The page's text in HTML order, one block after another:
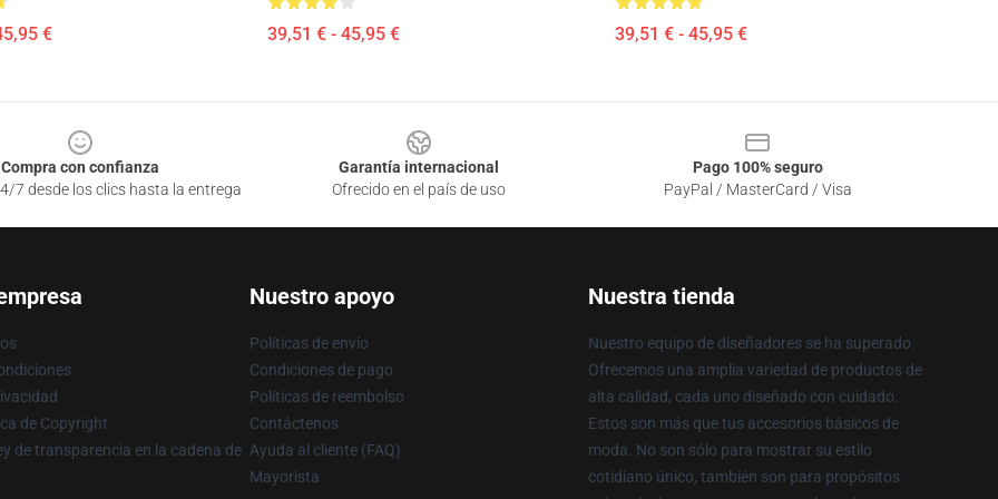
€ 39,51 € - 45,95 € 39,51 € - 45,95 €
Compra con confianza
7 desde los clics hasta la entrega
Garantía internacional
Ofrecido en el país de uso
Pago 100% seguro
PayPal / MasterCard / Visa
de Copyright
de transparencia en la cadena de
Nuestro apoyo
Políticas de envío
Condiciones de pago
Políticas de reembolso
Contáctenos
Ayuda al cliente (FAQ)
Mayorista
Nuestra tienda
Nuestro equipo de diseñadores se ha superado.
Ofrecemos una amplia variedad de productos de
alta calidad, cada uno diseñado con cuidado.
Estos son más que tus accesorios básicos de
moda. No son sólo para mostrar su estilo
cotidiano único, también son para propósitos